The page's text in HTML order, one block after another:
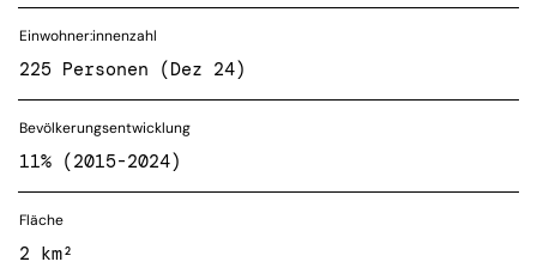
Einwohner:innenzahl
225 Personen (Dez 24)
Bevölkerungsentwicklung
11% (2015-2024)
Fläche
2 km²